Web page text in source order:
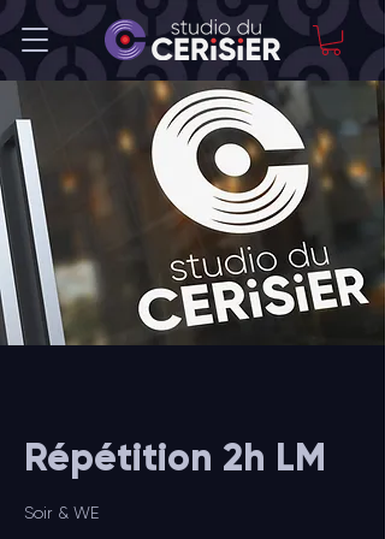
Répétition 2h LM
Soir & WE